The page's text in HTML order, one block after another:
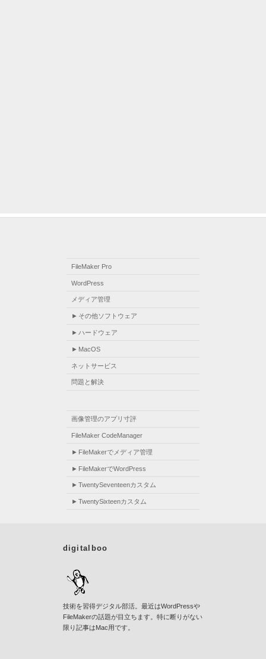
FileMaker Pro
WordPress
メディア管理
その他ソフトウェア
ハードウェア
MacOS
ネットサービス
問題と解決
画像管理のアプリ寸評
FileMaker CodeManager
FileMakerでメディア管理
FileMakerでWordPress
TwentySeventeenカスタム
TwentySixteenカスタム
digitalboo
技術を習得デジタル部活。最近はWordPressや
FileMakerの話題が目立ちます。特に断りがない
限り記事はMac用です。